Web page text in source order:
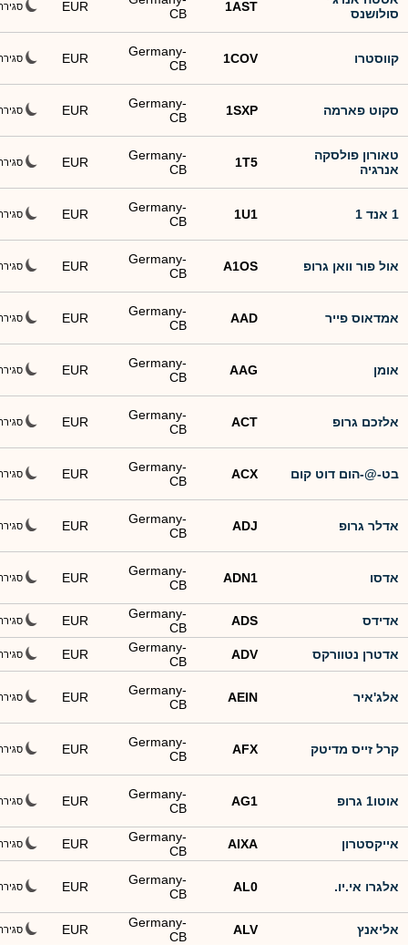
סולושנס
1AST
CB
EUR
קווסטרו 1COV
Germany-
CB
EUR
סקוט פארמה 1SXP
Germany-
CB
EUR
טאורון פולסקה
אנרגיה
1T5
Germany-
CB
EUR
1 אנד 1 1U1
Germany-
CB
EUR
אול פור וואן גרופ A1OS
Germany-
CB
EUR
אמדאוס פייר AAD
Germany-
CB
EUR
אומן AAG
Germany-
CB
EUR
אלזכם גרופ ACT
Germany-
CB
EUR
בט-@-הום דוט קום ACX
Germany-
CB
EUR
אדלר גרופ ADJ
Germany-
CB
EUR
אדסו ADN1
Germany-
CB
EUR
אדידס ADS
Germany-
CB
EUR
אדטרן נטוורקס ADV
Germany-
CB
EUR
אלג'איר AEIN
Germany-
CB
EUR
קרל זייס מדיטק AFX
Germany-
CB
EUR
אוטו1 גרופ AG1
Germany-
CB
EUR
אייקסטרון AIXA
Germany-
CB
EUR
אלגרו אי.יו. AL0
Germany-
CB
EUR
אליאנץ ALV
Germany-
CB
EUR